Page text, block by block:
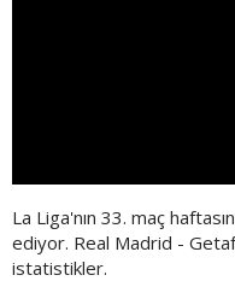
La Liga'nın 33. maç
ediyor. Real Madrid -
istatistikler.